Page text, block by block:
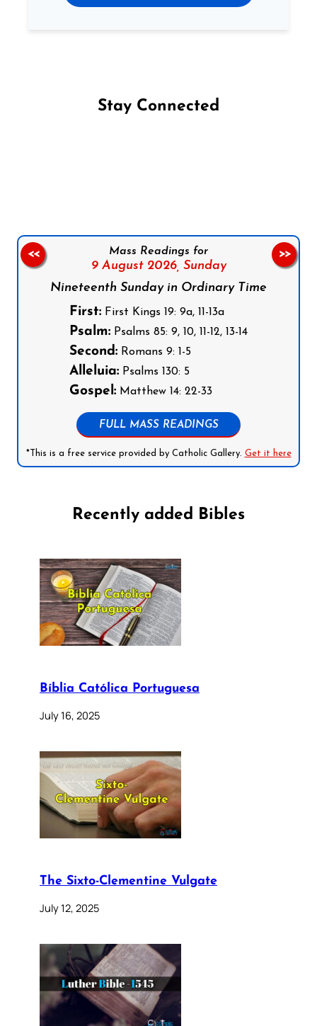
Stay Connected
Mass Readings for
9 August 2026, Sunday
Nineteenth Sunday in Ordinary Time
First: First Kings 19: 9a, 11-13a
Psalm: Psalms 85: 9, 10, 11-12, 13-14
Second: Romans 9: 1-5
Alleluia: Psalms 130: 5
Gospel: Matthew 14: 22-33
FULL MASS READINGS
*This is a free service provided by Catholic Gallery. Get it here
<< >>
Recently added Bibles
Bíblia Católica Portuguesa
July 16, 2025
The Sixto-Clementine Vulgate
July 12, 2025